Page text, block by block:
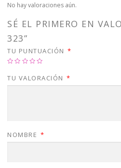
No hay valoraciones aún.
SÉ EL PRIMERO EN
323”
TU PUNTUACIÓN *
TU VALORACIÓN *
NOMBRE *